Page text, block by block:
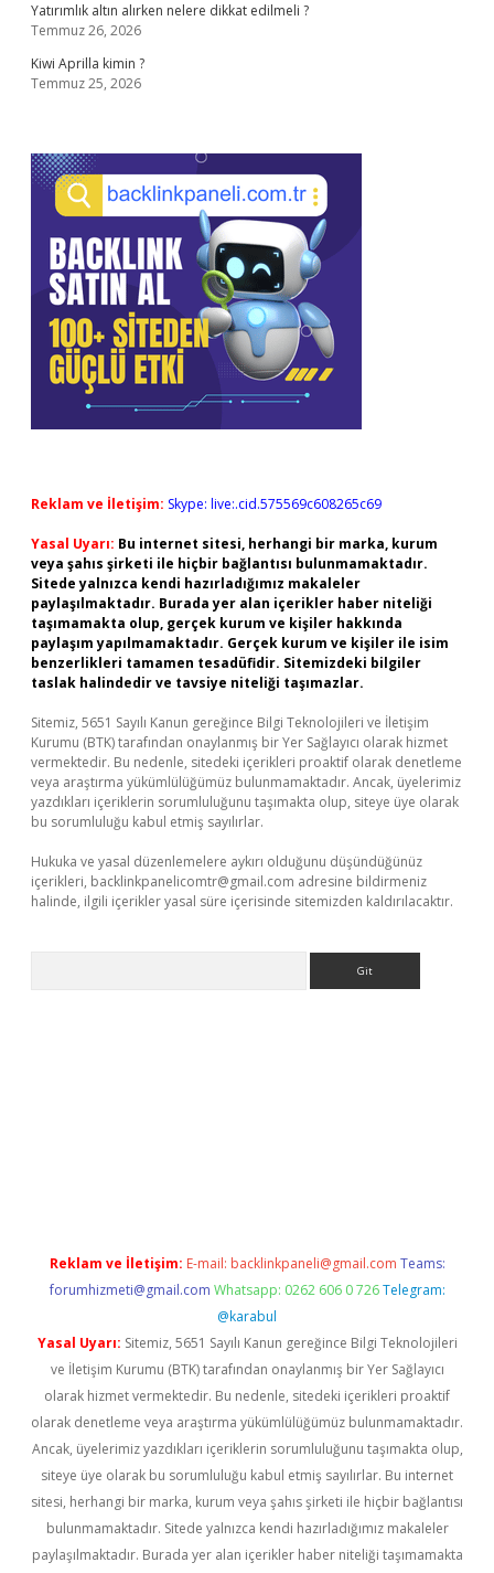
Yatırımlık altın alırken nelere dikkat edilmeli ?
Temmuz 26, 2026
Kiwi Aprilla kimin ?
Temmuz 25, 2026
Reklam ve İletişim: Skype: live:.cid.575569c608265c69
Yasal Uyarı: Bu internet sitesi, herhangi bir marka, kurum
veya şahıs şirketi ile hiçbir bağlantısı bulunmamaktadır.
Sitede yalnızca kendi hazırladığımız makaleler
paylaşılmaktadır. Burada yer alan içerikler haber niteliği
taşımamakta olup, gerçek kurum ve kişiler hakkında
paylaşım yapılmamaktadır. Gerçek kurum ve kişiler ile isim
benzerlikleri tamamen tesadüfidir. Sitemizdeki bilgiler
taslak halindedir ve tavsiye niteliği taşımazlar.
Sitemiz, 5651 Sayılı Kanun gereğince Bilgi Teknolojileri ve İletişim
Kurumu (BTK) tarafından onaylanmış bir Yer Sağlayıcı olarak hizmet
vermektedir. Bu nedenle, sitedeki içerikleri proaktif olarak denetleme
veya araştırma yükümlülüğümüz bulunmamaktadır. Ancak, üyelerimiz
yazdıkları içeriklerin sorumluluğunu taşımakta olup, siteye üye olarak
bu sorumluluğu kabul etmiş sayılırlar.
Hukuka ve yasal düzenlemelere aykırı olduğunu düşündüğünüz
içerikleri, backlinkpanelicomtr@gmail.com adresine bildirmeniz
halinde, ilgili içerikler yasal süre içerisinde sitemizden kaldırılacaktır.
Reklam ve İletişim: E-mail: backlinkpaneli@gmail.com Teams:
forumhizmeti@gmail.com Whatsapp: 0262 606 0 726 Telegram:
@karabul
Yasal Uyarı: Sitemiz, 5651 Sayılı Kanun gereğince Bilgi Teknolojileri
ve İletişim Kurumu (BTK) tarafından onaylanmış bir Yer Sağlayıcı
olarak hizmet vermektedir. Bu nedenle, sitedeki içerikleri proaktif
olarak denetleme veya araştırma yükümlülüğümüz bulunmamaktadır.
Ancak, üyelerimiz yazdıkları içeriklerin sorumluluğunu taşımakta olup,
siteye üye olarak bu sorumluluğu kabul etmiş sayılırlar. Bu internet
sitesi, herhangi bir marka, kurum veya şahıs şirketi ile hiçbir bağlantısı
bulunmamaktadır. Sitede yalnızca kendi hazırladığımız makaleler
paylaşılmaktadır. Burada yer alan içerikler haber niteliği taşımamakta